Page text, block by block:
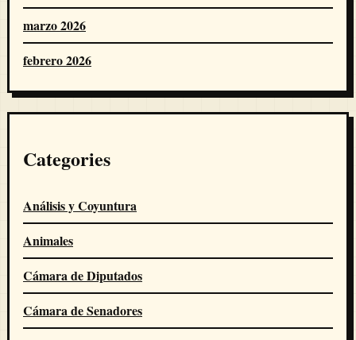
marzo 2026
febrero 2026
Categories
Análisis y Coyuntura
Animales
Cámara de Diputados
Cámara de Senadores